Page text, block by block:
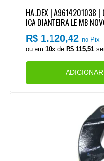
HALDEX | A9614201038 |
ICA DIANTEIRA LE MB
HALDEX)
R$ 1.120,42no Pix
ou em10x de R$ 115,51